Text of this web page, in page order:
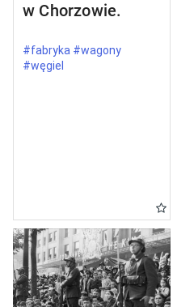
w Chorzowie.
#fabryka #wagony
#węgiel